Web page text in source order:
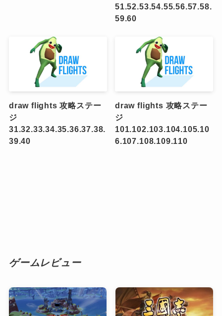
51.52.53.54.55.56.57.58.
59.60
draw flights 攻略ステー
ジ
31.32.33.34.35.36.37.38.
39.40
draw flights 攻略ステー
ジ
101.102.103.104.105.10
6.107.108.109.110
ゲームレビュー